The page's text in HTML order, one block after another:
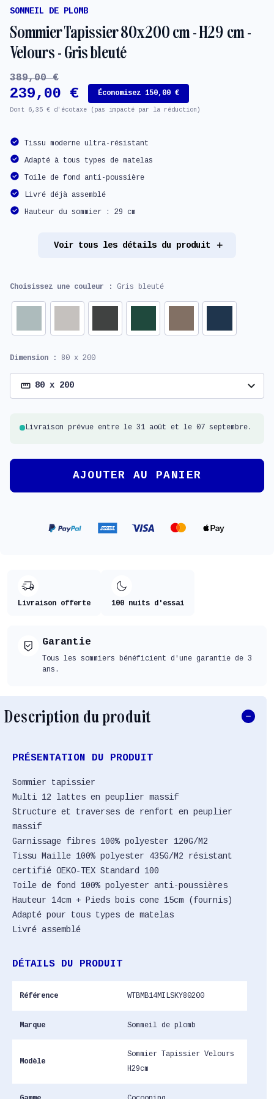
SOMMEIL DE PLOMB
Sommier Tapissier 80x200 cm - H29 cm -
Velours - Gris bleuté
389,00 €
239,00 € Économisez 150,00 €
Dont 6,35 € d'écotaxe (pas impacté par la réduction)
Tissu moderne ultra-résistant
Adapté à tous types de matelas
Toile de fond anti-poussière
Livré déjà assemblé
Hauteur du sommier : 29 cm
Voir tous les détails du produit
Choisissez une couleur : Gris bleuté
Dimension : 80 x 200
80 x 200 expand_more
Livraison prévue entre le 31 août et le 07 septembre.
AJOUTER AU PANIER
Livraison offerte 100 nuits d'essai
Garantie
Tous les sommiers bénéficient d'une garantie de 3
ans.
Description du produit
PRÉSENTATION DU PRODUIT
Sommier tapissier
Multi 12 lattes en peuplier massif
Structure et traverses de renfort en peuplier
massif
Garnissage fibres 100% polyester 120G/M2
Tissu Maille 100% polyester 435G/M2 résistant
certifié OEKO-TEX Standard 100
Toile de fond 100% polyester anti-poussières
Hauteur 14cm + Pieds bois cone 15cm (fournis)
Adapté pour tous types de matelas
Livré assemblé
DÉTAILS DU PRODUIT
Référence WTBMB14MILSKY80200
Marque Sommeil de plomb
Modèle
Sommier Tapissier Velours
H29cm